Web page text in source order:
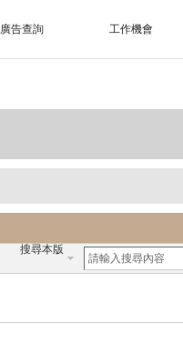
廣告查詢 工作機會
搜尋本版